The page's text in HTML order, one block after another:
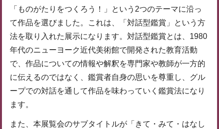
「ものがたりをつくろう！」という2つのテーマに沿っ
て作品を選びました。これは、「対話型鑑賞」という方
法を取り入れた展示になります。対話型鑑賞とは、1980
年代のニューヨーク近代美術館で開発された教育活動
で、作品についての情報や解釈を専門家や教師が一方的
に伝えるのではなく、鑑賞者自身の思いを尊重し、グル
ープでの対話を通して作品を味わっていく鑑賞法になり
ます。
また、本展覧会のサブタイトルが「きて・みて・はなし